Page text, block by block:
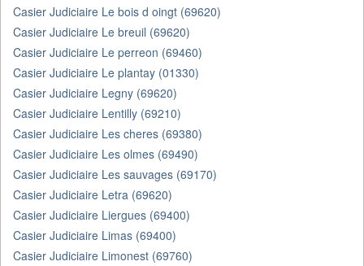
Casier Judiciaire Le bois d oingt (69620)
Casier Judiciaire Le breuil (69620)
Casier Judiciaire Le perreon (69460)
Casier Judiciaire Le plantay (01330)
Casier Judiciaire Legny (69620)
Casier Judiciaire Lentilly (69210)
Casier Judiciaire Les cheres (69380)
Casier Judiciaire Les olmes (69490)
Casier Judiciaire Les sauvages (69170)
Casier Judiciaire Letra (69620)
Casier Judiciaire Liergues (69400)
Casier Judiciaire Limas (69400)
Casier Judiciaire Limonest (69760)